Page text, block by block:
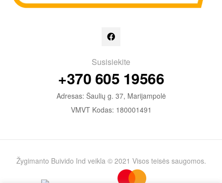
Susisiekite
+370 605 19566
Adresas: Šaulių g. 37, Marijampolė
VMVT Kodas: 180001491
Žygimanto Buivido Ind veikla © 2021 Visos teisės saugomos.